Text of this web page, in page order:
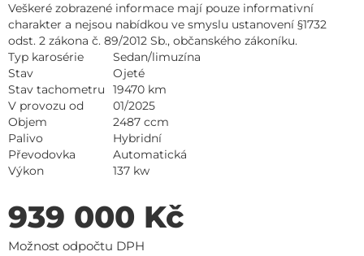
Veškeré zobrazené informace mají pouze informativní
charakter a nejsou nabídkou ve smyslu ustanovení §1732
odst. 2 zákona č. 89/2012 Sb., občanského zákoníku.
Typ karosérie
Sedan/limuzína
Stav
Ojeté
Stav tachometru
19470 km
V provozu od
01/2025
Objem
2487 ccm
Palivo
Hybridní
Převodovka
Automatická
Výkon
137 kw
939 000 Kč
Možnost odpočtu DPH